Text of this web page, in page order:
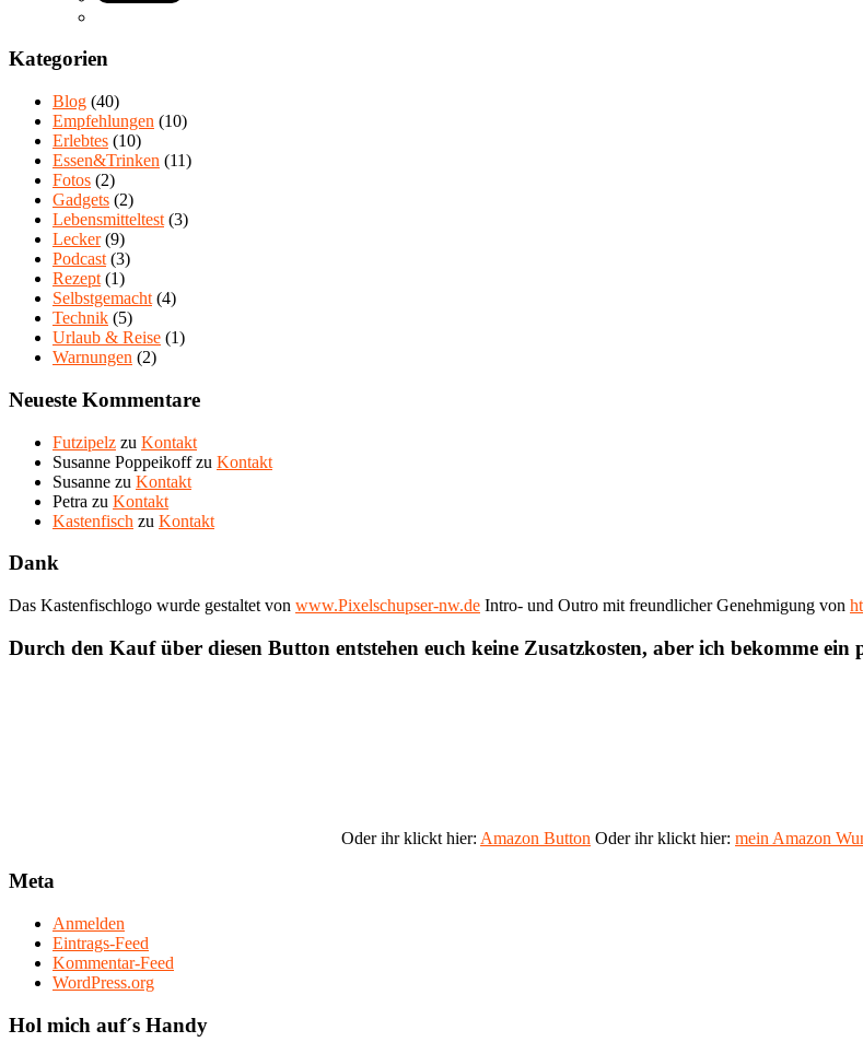
Kategorien
Blog (40)
Empfehlungen (10)
Erlebtes (10)
Essen&Trinken (11)
Fotos (2)
Gadgets (2)
Lebensmitteltest (3)
Lecker(9)
Podcast (3)
Rezept (1)
Selbstgemacht (4)
Technik (5)
Urlaub & Reise (1)
Warnungen (2)
Neueste Kommentare
Futzipelz zu Kontakt
Susanne Poppeikoffzu Kontakt
Susanne zu Kontakt
Petra zu Kontakt
Kastenfisch zu Kontakt
Dank
Das Kastenfischlogo wurde gestaltet von www.Pixelschupser-nw.de Intro- und Outro mit freundlicher Genehmigung von
Durch den Kauf über diesen Button entstehen euch keine Zusatzkosten, aber ich bekomme ein
Oder ihr klickt hier: Amazon Button Oder ihr klickt hier: mein Amazon
Meta
Anmelden
Eintrags-Feed
Kommentar-Feed
WordPress.org
Hol mich auf´s Handy